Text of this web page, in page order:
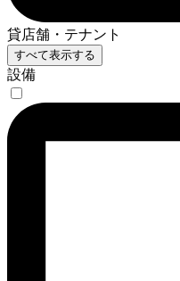
貸店舗・テナント
すべて表示する
設備